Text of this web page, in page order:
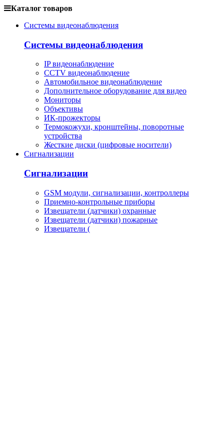
Каталог товаров
Системы видеонаблюдения
Системы видеонаблюдения
IP видеонаблюдение
CCTV видеонаблюдение
Автомобильное видеонаблюдение
Дополнительное оборудование для видео
Мониторы
Объективы
ИК-прожекторы
Термокожухи, кронштейны, поворотные
устройства
Жесткие диски (цифровые носители)
Сигнализации
Сигнализации
GSM модули, сигнализации, контроллеры
Приемно-контрольные приборы
Извещатели (датчики) охранные
Извещатели (датчики) пожарные
Извещатели (